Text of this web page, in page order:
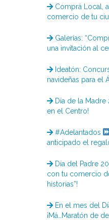
Comprá Local,
comercio de tu
Galerías:
una invitación al
Ideatón:
navideñas para el
Día de la Madre
en el Centro!
#Adelantados
anticipado el
Día del Padre
con tu comercio
historias”!
En el mes del
¡Má…Maratón de